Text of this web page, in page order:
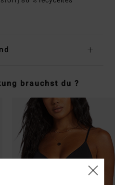
brauchst du ?